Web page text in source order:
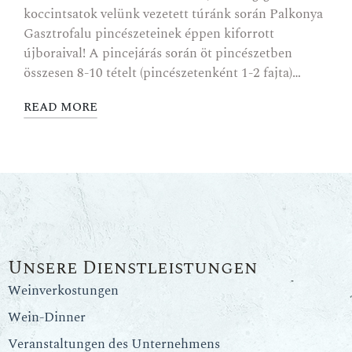
koccintsatok velünk vezetett túránk során Palkonya
Gasztrofalu pincészeteinek éppen kiforrott
újboraival! A pincejárás során öt pincészetben
összesen 8-10 tételt (pincészetenként 1-2 fajta)…
READ MORE
Unsere Dienstleistungen
Weinverkostungen
Wein-Dinner
Veranstaltungen des Unternehmens